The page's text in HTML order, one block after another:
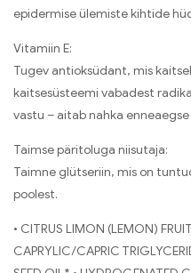
epidermise ülemiste kihtide
Vitamiin E:
Tugev antioksüdant, mis
kaitsesüsteemi vabadest
vastu – aitab nahka
Taimse päritoluga niisutaja:
Taimne glütseriin, mis on
poolest.
• CITRUS LIMON (LEMON)
CAPRYLIC/CAPRIC